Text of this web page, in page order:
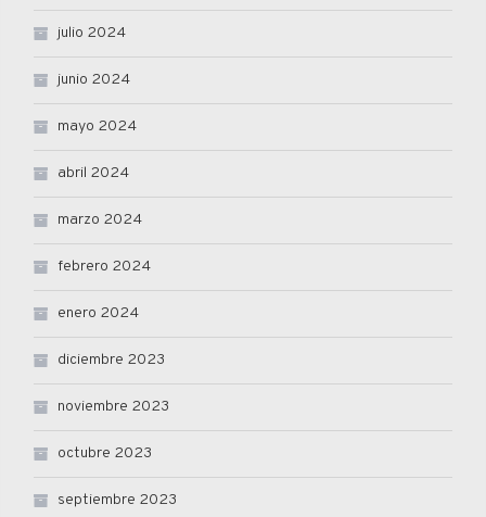
julio 2024
junio 2024
mayo 2024
abril 2024
marzo 2024
febrero 2024
enero 2024
diciembre 2023
noviembre 2023
octubre 2023
septiembre 2023